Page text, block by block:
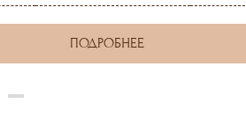
ПОДРОБНЕЕ